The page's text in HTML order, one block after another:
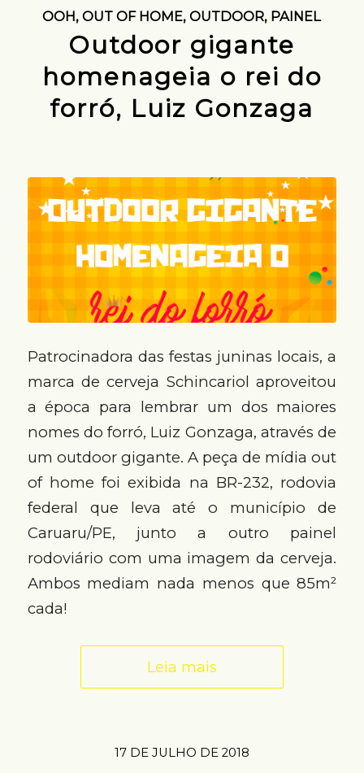
OOH,OUT OF HOME,OUTDOOR, PAINEL
Outdoor gigante
homenageia o rei do
forró, Luiz Gonzaga
Patrocinadora das festas juninas locais, a
marca de cerveja Schincariol aproveitou
a época para lembrar um dos maiores
nomes do forró, Luiz Gonzaga, através de
um outdoor gigante. A peça de mídia out
of home foi exibida na BR-232, rodovia
federal que leva até o município de
Caruaru/PE, junto a outro painel
rodoviário com uma imagem da cerveja.
Ambos mediam nada menos que 85m²
cada!
Leia mais
17 DE JULHO DE 2018